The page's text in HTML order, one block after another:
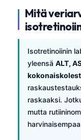
Mitä
Isotretinoiinin
yleensä ALT,
raskaaksi.
mutta